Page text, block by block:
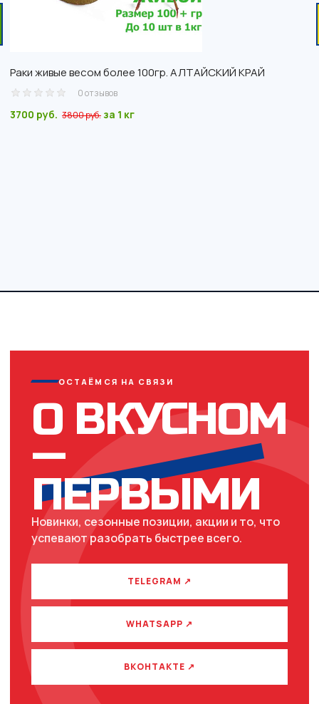
Раки живые весом более 100гр. АЛТАЙСКИЙ КРАЙ
0 отзывов
3700 руб. 3800 руб.за 1 кг
ОСТАЁМСЯ НА СВЯЗИ
О ВКУСНОМ
—
ПЕРВЫМИ
Новинки, сезонные позиции, акции и то, что
успевают разобрать быстрее всего.
TELEGRAM ↗
WHATSAPP ↗
ВКОНТАКТЕ ↗